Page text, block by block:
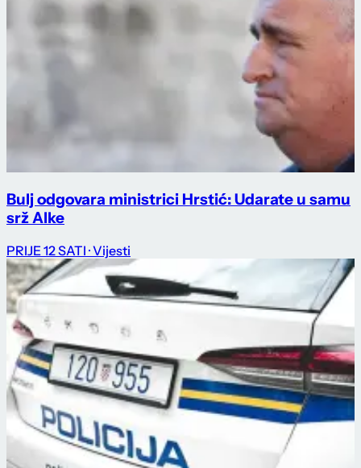
Bulj odgovara ministrici Hrstić: Udarate u samu
srž Alke
PRIJE 12 SATI · Vijesti